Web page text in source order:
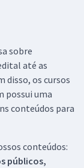
sobre
até as
disso, os cursos
possui uma
conteúdos para
conteúdos:
públicos,